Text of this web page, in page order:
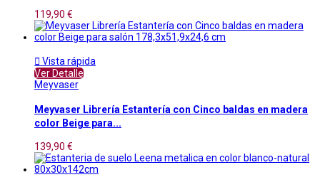
119,90 €
 Vista rápida
Ver Detalle
Meyvaser
Meyvaser Librería Estantería con Cinco baldas en madera
color Beige para...
139,90 €